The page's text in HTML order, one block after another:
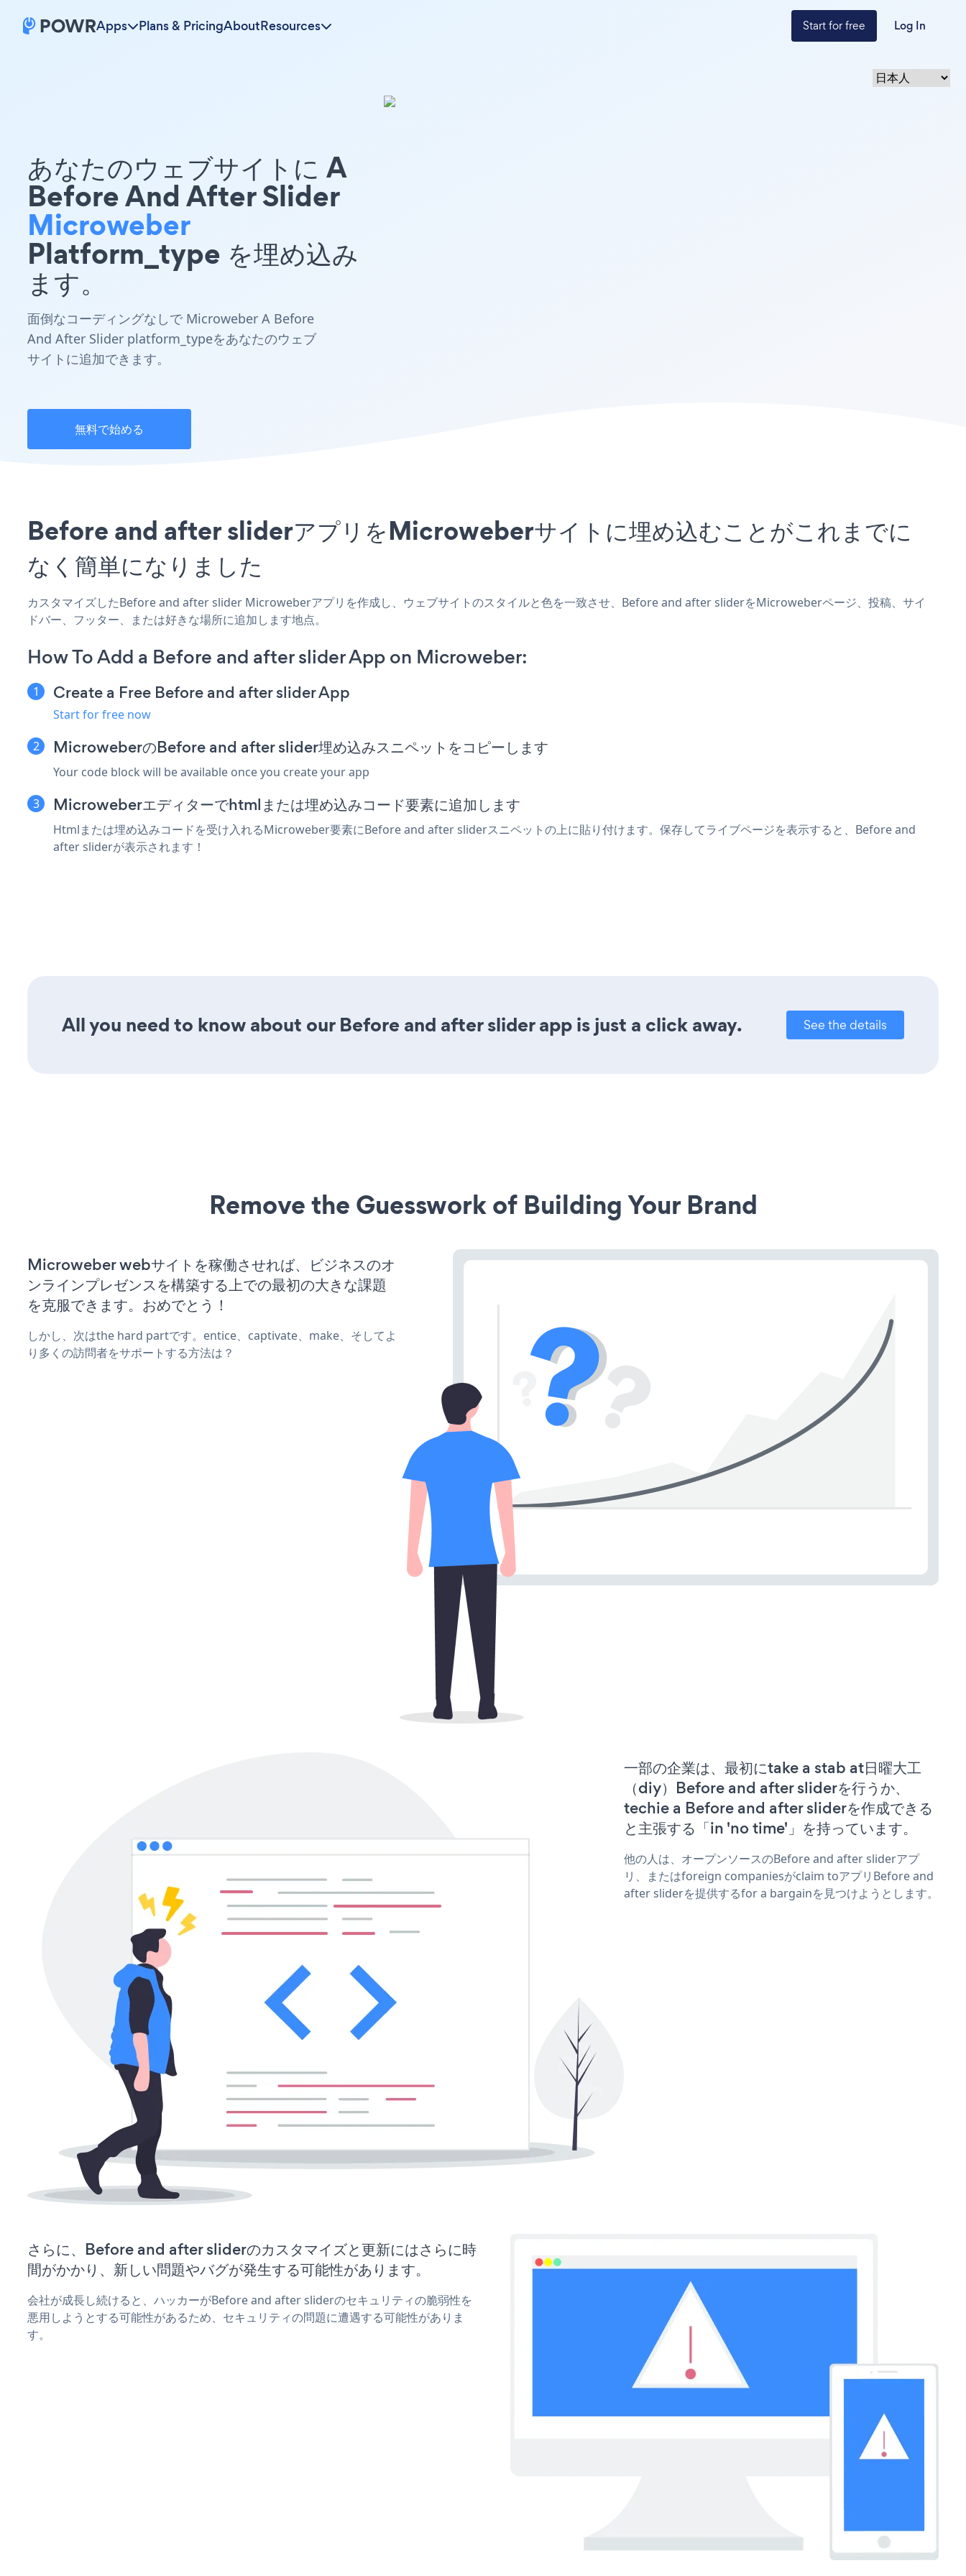
Apps Plans & PricingAboutResources Start for free Log In
あなたのウェブサイトに A
Before And After Slider
Microweber
Platform_type を埋め込み
ます。
面倒なコーディングなしで Microweber A Before
And After Slider platform_typeをあなたのウェブ
サイトに追加できます。
無料で始める
Before and after sliderアプリをMicroweberサイトに埋め込むことがこれまでに
なく簡単になりました
カスタマイズしたBefore and after slider Microweberアプリを作成し、ウェブサイトのスタイルと色を一致させ、Before and after sliderをMicroweberページ、投稿、サイ
ドバー、フッター、または好きな場所に追加します地点。
How To Add a Before and after slider App on Microweber:
Create a Free Before and after slider App
Start for free now
MicroweberのBefore and after slider埋め込みスニペットをコピーします
Your code block will be available once you create your app
Microweberエディターでhtmlまたは埋め込みコード要素に追加します
Htmlまたは埋め込みコードを受け入れるMicroweber要素にBefore and after sliderスニペットの上に貼り付けます。保存してライブページを表示すると、Before and
after sliderが表示されます！
All you need to know about our Before and after slider app is just a click away. See the details
Remove the Guesswork of Building Your Brand
Microweber webサイトを稼働させれば、ビジネスのオ
ンラインプレゼンスを構築する上での最初の大きな課題
を克服できます。おめでとう！
しかし、次はthe hard partです。entice、captivate、make、そしてよ
り多くの訪問者をサポートする方法は？
一部の企業は、最初にtake a stab at日曜大工
（diy）Before and after sliderを行うか、
techie a Before and after sliderを作成できる
と主張する「in 'no time'」を持っています。
他の人は、オープンソースのBefore and after sliderアプ
リ、またはforeign companiesがclaim toアプリBefore and
after sliderを提供するfor a bargainを見つけようとします。
さらに、Before and after sliderのカスタマイズと更新にはさらに時
間がかかり、新しい問題やバグが発生する可能性があります。
会社が成長し続けると、ハッカーがBefore and after sliderのセキュリティの脆弱性を
悪用しようとする可能性があるため、セキュリティの問題に遭遇する可能性がありま
す。